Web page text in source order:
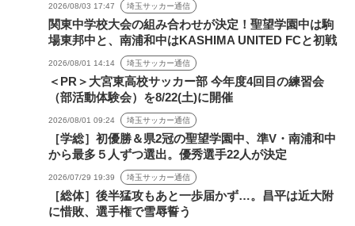
2026/08/03 17:47 埼玉サッカー通信
関東中学校大会の組み合わせが決定！聖望学園中は駒
場東邦中と、南浦和中はKASHIMA UNITED FCと初戦
2026/08/01 14:14 埼玉サッカー通信
＜PR＞大宮東高校サッカー部 今年度4回目の練習会
（部活動体験会）を8/22(土)に開催
2026/08/01 09:24 埼玉サッカー通信
［学総］初優勝＆県2冠の聖望学園中、準V・南浦和中
から最多５人ずつ選出。優秀選手22人が決定
2026/07/29 19:39 埼玉サッカー通信
［総体］後半猛攻もあと一歩届かず…。昌平は近大附
に惜敗、選手権で雪辱誓う